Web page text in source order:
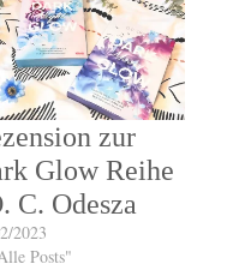
zur
Glow Reihe
C. Odesza
2023
Posts"